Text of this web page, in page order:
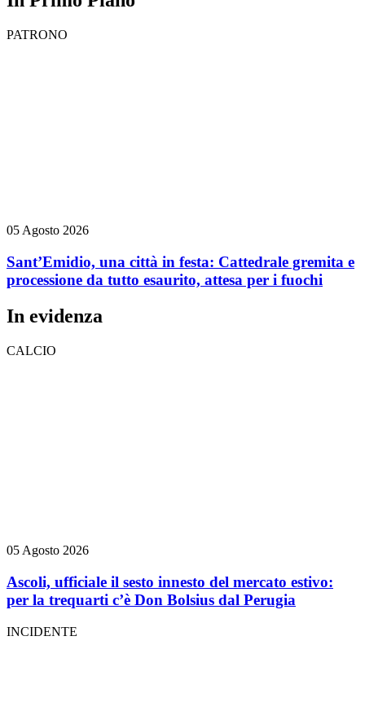
PATRONO
05 Agosto 2026
Sant’Emidio, una città in festa: Cattedrale gremita e
processione da tutto esaurito, attesa per i fuochi
In evidenza
CALCIO
05 Agosto 2026
Ascoli, ufficiale il sesto innesto del mercato estivo:
per la trequarti c’è Don Bolsius dal Perugia
INCIDENTE